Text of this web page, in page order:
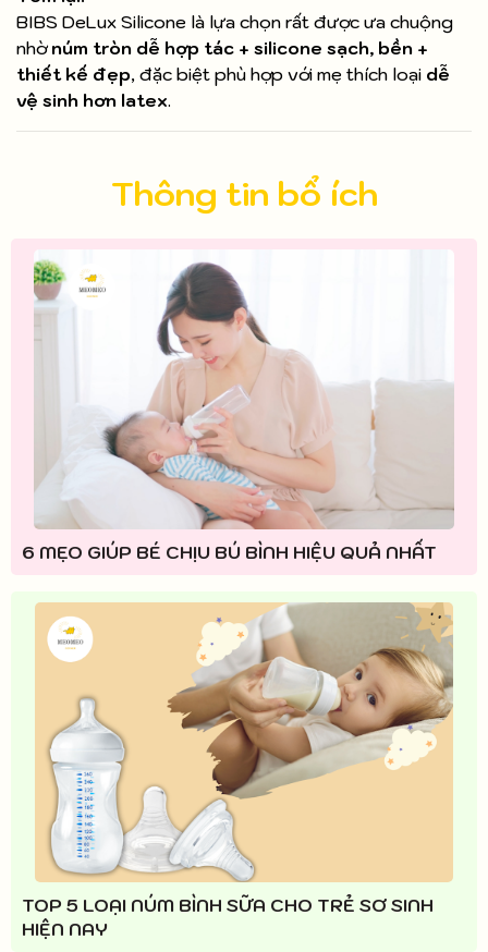
BIBS DeLux Silicone là lựa chọn rất được ưa chuộng
nhờnúm tròn dễ hợp tác + silicone sạch, bền +
thiết kế đẹp, đặc biệt phù hợp với mẹ thích loại dễ
vệ sinh hơn latex.
Thông tin bổ ích
6 MẸO GIÚP BÉ CHỊU BÚ BÌNH HIỆU QUẢ NHẤT
TOP 5 LOẠI NÚM BÌNH SỮA CHO TRẺ SƠ SINH
HIỆN NAY